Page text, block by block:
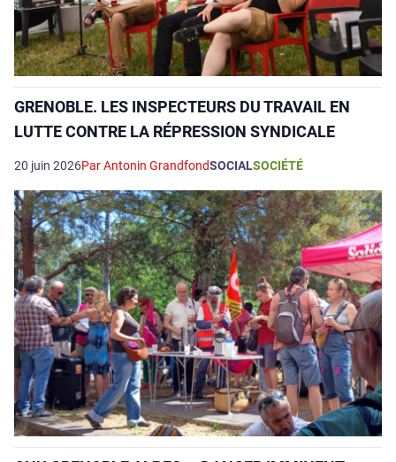
GRENOBLE. LES INSPECTEURS DU TRAVAIL EN
LUTTE CONTRE LA RÉPRESSION SYNDICALE
20 juin 2026Par Antonin GrandfondSOCIALSOCIÉTÉ